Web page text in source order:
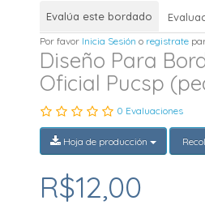
Evalúa este bordado
Por favor Inicia Sesión o registrate
Diseño Para
Oficial Pucsp
0 Evaluaciones
Hoja de producción
R$12,00